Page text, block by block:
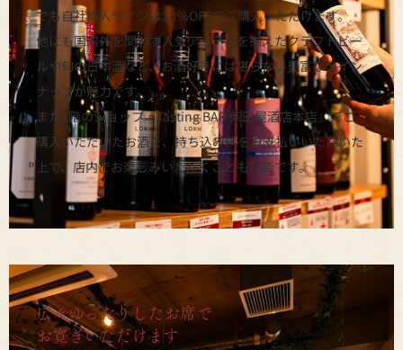
でも自社輸入ワインは10％OFFでご購入いただけます。
他にも国内外を問わず人気アイテムを揃えたクラフトビー
ルや旬の日本酒など、お酒好きには堪らない豊富なライン
ナップが魅力です。
また1階のショップ『Tasting BAR 柴田屋酒店本店』でご
購入いただいたお酒を、持ち込み料をお支払いいただいた
上で、店内でお楽しみいただくことも可能です。
広々ゆったりしたお席で
お寛ぎいただけます